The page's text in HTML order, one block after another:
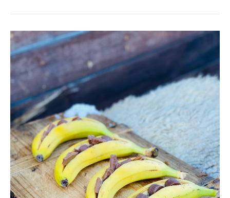
HAJKBAKANER
GLASS